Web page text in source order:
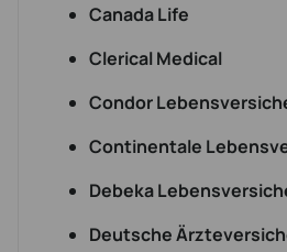
Canada Life
Clerical Medical
Condor
Continentale
Debeka
Deutsche